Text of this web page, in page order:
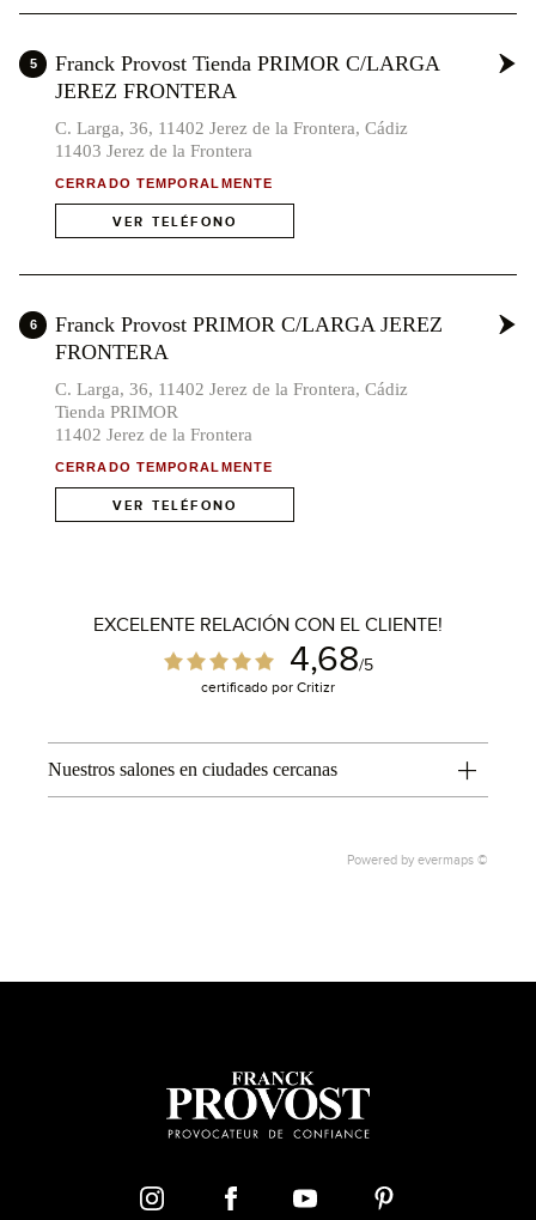
x3
5
Franck Provost Tienda PRIMOR C/LARGA
JEREZ FRONTERA
C. Larga, 36, 11402 Jerez de la Frontera, Cádiz
11403 Jerez de la Frontera
CERRADO TEMPORALMENTE
VER TELÉFONO
6
Franck Provost PRIMOR C/LARGA JEREZ
FRONTERA
C. Larga, 36, 11402 Jerez de la Frontera, Cádiz
Tienda PRIMOR
11402 Jerez de la Frontera
CERRADO TEMPORALMENTE
VER TELÉFONO
EXCELENTE RELACIÓN CON EL CLIENTE!
4,68/5
certificado por Critizr
Nuestros salones en ciudades cercanas
Powered by evermaps ©